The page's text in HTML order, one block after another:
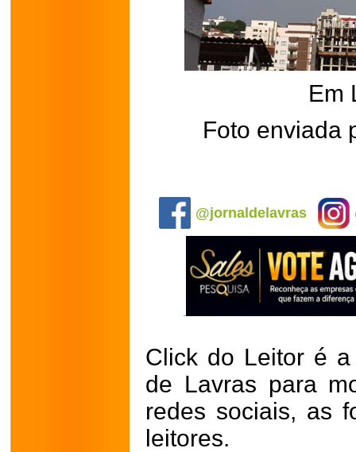
Em
Foto enviada
@jornaldelavras
Click do Leitor é
de Lavras para
redes sociais, as
leitores.